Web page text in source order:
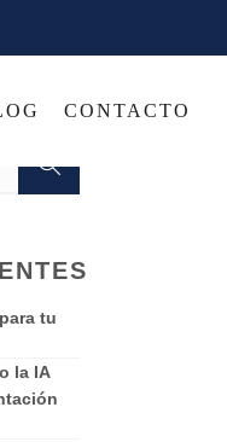
CONTACTO
tu
la IA